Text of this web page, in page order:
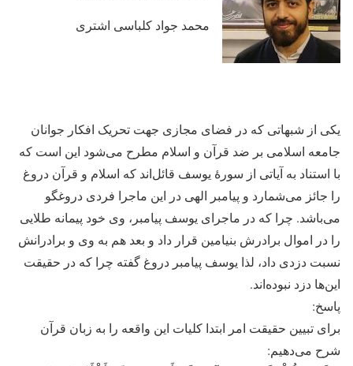
محمد جواد کلباسی اشتری
یکی از شبهاتی که در فضای مجازی جهت تحریک افکار جوانان
جامعه اسلامی بر ضد قرآن و اسلام مطرح می‌شود این است که
با استناد به آیاتی از سورۀ یوسف قائل‌اند که اسلام و قرآن دروغ
را جائز می‌شمارد و پیامبر الهی در این ماجرا فردی دروغگو
می‌باشد. چرا که در ماجرای یوسف پیامبر، وی خود پیمانه طلایی
را در اموال برادرش بنیامین قرار داد و بعد هم به وی و برادرانش
نسبت دزدی داد، لذا یوسف پیامبر دروغ گفته چرا که در حقیقت
این‌ها دزد نبوده‌اند.
پاسخ:
برای تبیین حقیقت امر ابتدا کلیات این واقعه را به زبان قرآن
شرح می‌دهیم: